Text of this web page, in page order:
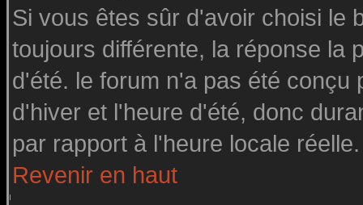
Si vous êtes sûr d'avoir choisi le
toujours différente, la réponse la
d'été. le forum n'a pas été conçu
d'hiver et l'heure d'été, donc
par rapport à l'heure locale réelle.
Revenir en haut